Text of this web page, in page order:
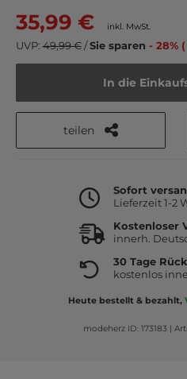
35,99 € inkl. MwSt.
UVP: 49,99 €/Sie sparen - 28%
In die
teilen
Sofort
Lieferzeit 1-2
Kostenloser
innerh.
30 Tage
kostenlos
Heute bestellt & bezahlt,
modeherz ID: 173183 |